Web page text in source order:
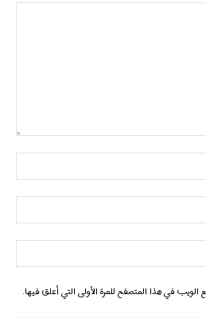
في هذا المتصفح للمرة الأولى التي أعلق فيها.